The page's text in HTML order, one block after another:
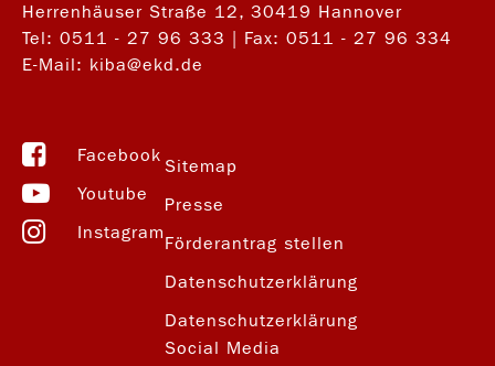
Herrenhäuser Straße 12, 30419 Hannover
Tel: 0511 - 27 96 333
| Fax: 0511 - 27 96 334
E-Mail: kiba@ekd.de
Facebook
Youtube
Instagram
Sitemap
Presse
Förderantrag stellen
Datenschutzerklärung
Datenschutzerklärung
Social Media